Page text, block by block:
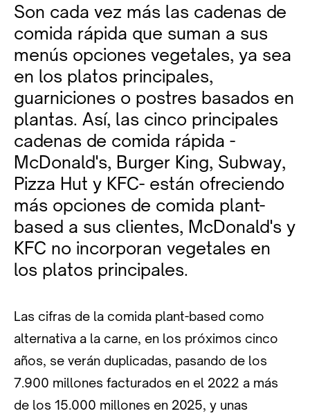
Son cada vez más las cadenas de
comida rápida que suman a sus
menús opciones vegetales, ya sea
en los platos principales,
guarniciones o postres basados en
plantas. Así, las cinco principales
cadenas de comida rápida -
McDonald's, Burger King, Subway,
Pizza Hut y KFC- están ofreciendo
más opciones de comida plant-
based a sus clientes, McDonald's y
KFC no incorporan vegetales en
los platos principales.
Las cifras de la comida plant-based como
alternativa a la carne, en los próximos cinco
años, se verán duplicadas, pasando de los
7.900 millones facturados en el 2022 a más
de los 15.000 millones en 2025, y unas